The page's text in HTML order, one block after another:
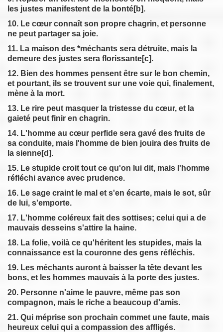
les justes manifestent de la bonté[b].
10. Le cœur connaît son propre chagrin, et personne
ne peut partager sa joie.
11. La maison des *méchants sera détruite, mais la
demeure des justes sera florissante[c].
12. Bien des hommes pensent être sur le bon chemin,
et pourtant, ils se trouvent sur une voie qui, finalement,
mène à la mort.
13. Le rire peut masquer la tristesse du cœur, et la
gaieté peut finir en chagrin.
14. L'homme au cœur perfide sera gavé des fruits de
sa conduite, mais l'homme de bien jouira des fruits de
la sienne[d].
15. Le stupide croit tout ce qu'on lui dit, mais l'homme
réfléchi avance avec prudence.
16. Le sage craint le mal et s'en écarte, mais le sot, sûr
de lui, s'emporte.
17. L'homme coléreux fait des sottises; celui qui a de
mauvais desseins s'attire la haine.
18. La folie, voilà ce qu'héritent les stupides, mais la
connaissance est la couronne des gens réfléchis.
19. Les méchants auront à baisser la tête devant les
bons, et les hommes mauvais à la porte des justes.
20. Personne n'aime le pauvre, même pas son
compagnon, mais le riche a beaucoup d'amis.
21. Qui méprise son prochain commet une faute, mais
heureux celui qui a compassion des affligés.